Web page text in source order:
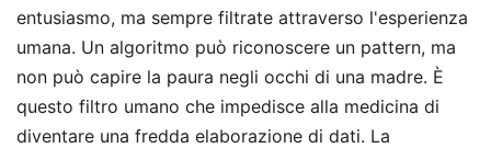
entusiasmo, ma sempre filtrate attraverso l'esperienza
umana. Un algoritmo può riconoscere un pattern, ma
non può capire la paura negli occhi di una madre. È
questo filtro umano che impedisce alla medicina di
diventare una fredda elaborazione di dati. La